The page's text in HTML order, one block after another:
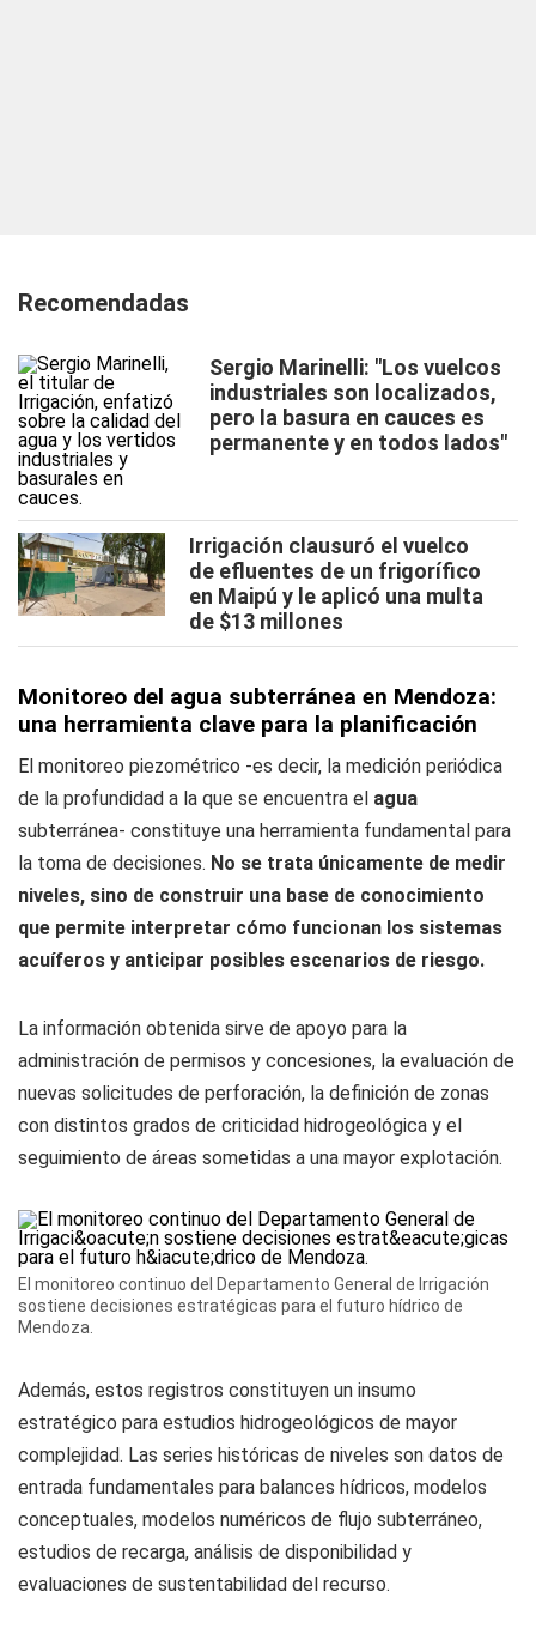
Recomendadas
Sergio Marinelli: "Los vuelcos
industriales son localizados,
pero la basura en cauces es
permanente y en todos lados"
Irrigación clausuró el vuelco
de efluentes de un frigorífico
en Maipú y le aplicó una multa
de $13 millones
Monitoreo del agua subterránea en Mendoza:
una herramienta clave para la planificación
El monitoreo piezométrico -es decir, la medición periódica
de la profundidad a la que se encuentra el agua
subterránea- constituye una herramienta fundamental para
la toma de decisiones. No se trata únicamente de medir
niveles, sino de construir una base de conocimiento
que permite interpretar cómo funcionan los sistemas
acuíferos y anticipar posibles escenarios de riesgo.
La información obtenida sirve de apoyo para la
administración de permisos y concesiones, la evaluación de
nuevas solicitudes de perforación, la definición de zonas
con distintos grados de criticidad hidrogeológica y el
seguimiento de áreas sometidas a una mayor explotación.
El monitoreo continuo del Departamento General de Irrigación
sostiene decisiones estratégicas para el futuro hídrico de
Mendoza.
Además, estos registros constituyen un insumo
estratégico para estudios hidrogeológicos de mayor
complejidad. Las series históricas de niveles son datos de
entrada fundamentales para balances hídricos, modelos
conceptuales, modelos numéricos de flujo subterráneo,
estudios de recarga, análisis de disponibilidad y
evaluaciones de sustentabilidad del recurso.